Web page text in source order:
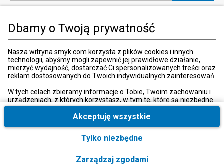
Dbamy o Twoją prywatność
Nasza witryna smyk.com korzysta z plików cookies i innych
technologii, abyśmy mogli zapewnić jej prawidłowe działanie,
mierzyć wydajność, dostarczać Ci spersonalizowanych treści oraz
reklam dostosowanych do Twoich indywidualnych zainteresowań.
W tych celach zbieramy informacje o Tobie, Twoim zachowaniu i
urządzeniach, z których korzystasz, w tym te, które są niezbędne
do prawidłowego funkcjonowania strony internetowej smyk.com.
Te niezbędne pliki cookies możesz wyłączyć zmieniając
wykorzystujemy dodatkowe pliki cookies oraz konwersje
Zarządzaj zgodami
Tylko niezbędne
Akceptuję wszystkie
produktach i usługach oraz promocjach i zniżkach oferowanych
przez SMYK sp. z o.o., za pośrednictwem środków komunikacji
elektronicznej (e-mail).
W każdej chwili możesz z łatwością cofnąć wyrażone zgody.
więcej
Kraj i język:Polska (Poland)
© 2026, SMYK sp. z o.o.